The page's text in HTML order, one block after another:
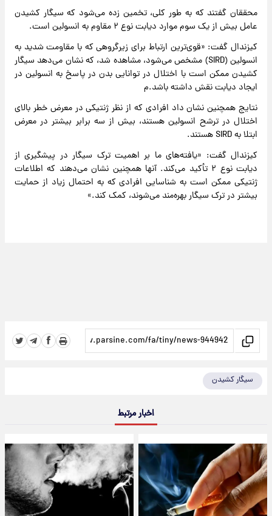
محققان گفتند که به طور کلی، تخمین زده می‌شود که سیگار کشیدن
عامل بیش از یک سوم موارد دیابت نوع ۲ مقاوم به انسولین است.
کیزندال گفت: «قوی‌ترین ارتباط برای زیرگروهی که با مقاومت شدید به
انسولین (SIRD) مشخص می‌شود، مشاهده شد، که نشان می‌دهد سیگار
کشیدن ممکن است با اختلال در توانایی بدن در پاسخ به انسولین در
ایجاد دیابت نقش داشته باشد.م
نتایج همچنین نشان داد افرادی که از نظر ژنتیکی در معرض خطر بالای
اختلال در ترشح انسولین هستند، بیش از سه برابر بیشتر در معرض
ابتلا به SIRD هستند.
کیزندال گفت: «یافته‌های ما بر اهمیت ترک سیگار در پیشگیری از
دیابت نوع ۲ تأکید می‌کند. آنها همچنین نشان می‌دهند که اطلاعات
ژنتیکی ممکن است به شناسایی افرادی که به احتمال زیاد از حمایت
بیشتر در ترک سیگار بهره‌مند می‌شوند، کمک کند.»
سیگار کشیدن
اخبار مرتبط